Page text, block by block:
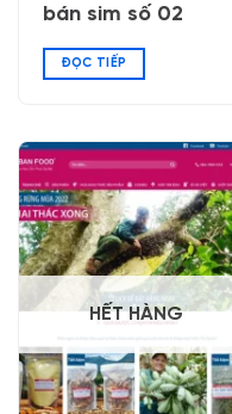
bán sim số 02
ĐỌC TIẾP
HẾT HÀNG